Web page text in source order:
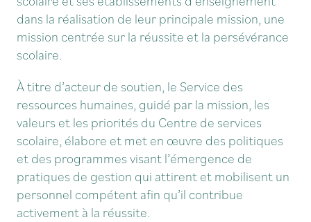
dans la réalisation de leur principale mission, une
mission centrée sur la réussite et la persévérance
scolaire.
À titre d’acteur de soutien, le Service des
ressources humaines, guidé par la mission, les
valeurs et les priorités du Centre de services
scolaire, élabore et met en œuvre des politiques
et des programmes visant l’émergence de
pratiques de gestion qui attirent et mobilisent un
personnel compétent afin qu’il contribue
activement à la réussite.